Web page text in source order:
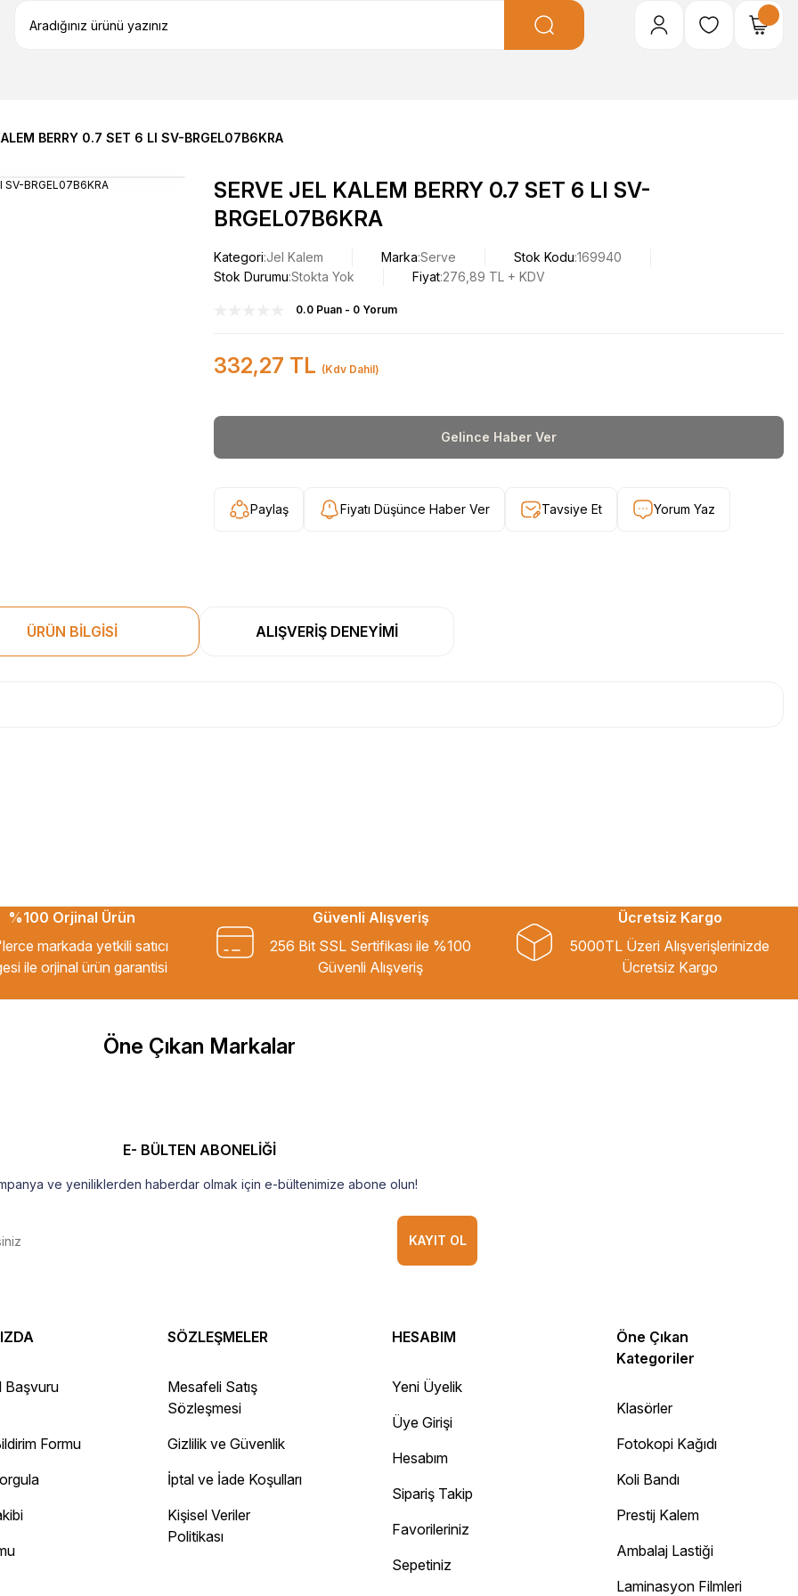
BERRY 0.7 SET 6 LI SV-BRGEL07B6KRA
SERVE JEL KALEM BERRY 0.7 SET 6 LI SV-
BRGEL07B6KRA
Kategori Jel Kalem Marka Serve Stok Kodu 169940
Stok Durumu Stokta Yok Fiyat 276,89 TL + KDV
0.0 Puan - 0 Yorum
332,27 TL (Kdv Dahil)
Gelince Haber Ver
Paylaş Fiyatı Düşünce Haber Ver Tavsiye Et Yorum Yaz
ÜRÜN BİLGİSİ ALIŞVERİŞ DENEYİMİ
ederim.
ederim.
site
%100 Orjinal Ürün
markada yetkili satıcı
ile orjinal ürün garantisi
Güvenli Alışveriş
256 Bit SSL Sertifikası ile %100
Güvenli Alışveriş
Ücretsiz Kargo
5000TL Üzeri Alışverişlerinizde
Ücretsiz Kargo
Öne Çıkan Markalar
E- BÜLTEN ABONELİĞİ
ve yeniliklerden haberdar olmak için e-bültenimize abone olun!
KAYIT OL
Başvuru
Formu
SÖZLEŞMELER
Mesafeli Satış
Sözleşmesi
Gizlilik ve Güvenlik
İptal ve İade Koşulları
Kişisel Veriler
Politikası
HESABIM
Yeni Üyelik
Üye Girişi
Hesabım
Sipariş Takip
Favorileriniz
Sepetiniz
Öne Çıkan
Kategoriler
Klasörler
Fotokopi Kağıdı
Koli Bandı
Prestij Kalem
Ambalaj Lastiği
Laminasyon Filmleri